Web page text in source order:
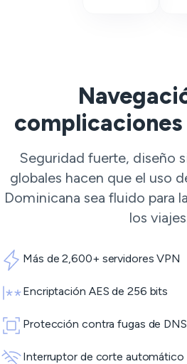
complicaciones
Seguridad fuerte, diseño
globales hacen que el uso
Dominicana sea fluido para
los
Más de 2,600+ servidores VPN
Encriptación AES de 256 bits
Protección contra fugas de
Interruptor de corte automático